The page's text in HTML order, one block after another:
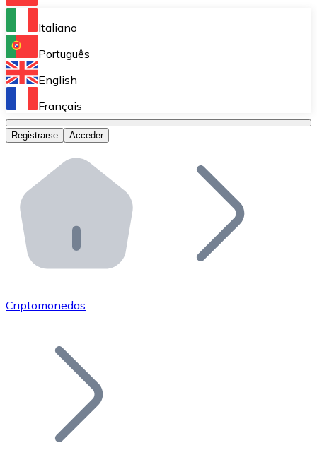
Bitnovo Ramp
Integra nuestra solución en tu plataforma.
Bitnovo Giftcards
Bitnovo OTC
Bitnovo ATM
Integra un ATM Bitnovo en tu negocio y permite que
Bitnovo API
Integra nuestra API en tu ecosistema.
Únete a nuestra red de distribuidores.
Añade tu proyecto a nuestro ecosistema.
Italiano
Português
English
Français
Registrarse Acceder
Criptomonedas